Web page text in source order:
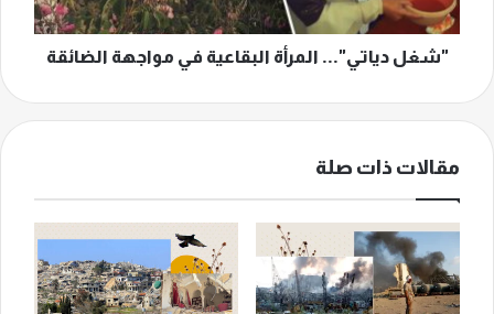
"شغل دياتي"... المرأة البقاعية في مواجهة الضائقة
مقالات ذات صلة